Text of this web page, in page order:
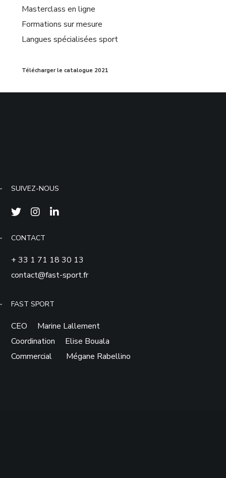
Masterclass en ligne
Formations sur mesure
Langues spécialisées sport
Télécharger le catalogue 2021
SUIVEZ-NOUS
CONTACT
+ 33 1 71 18 30 13
contact@fast-sport.fr
FAST SPORT
CEO Marine Lallement
Coordination Elise Bouala
Commercial Mégane Rabellino